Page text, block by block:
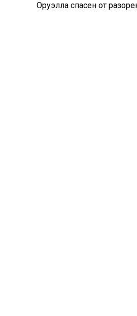
Оруэлла спасен от